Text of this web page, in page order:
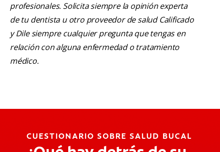
profesionales. Solicita siempre la opinión experta
de tu dentista u otro proveedor de salud Calificado
y Dile siempre cualquier pregunta que tengas en
relación con alguna enfermedad o tratamiento
médico.
CUESTIONARIO SOBRE SALUD BUCAL